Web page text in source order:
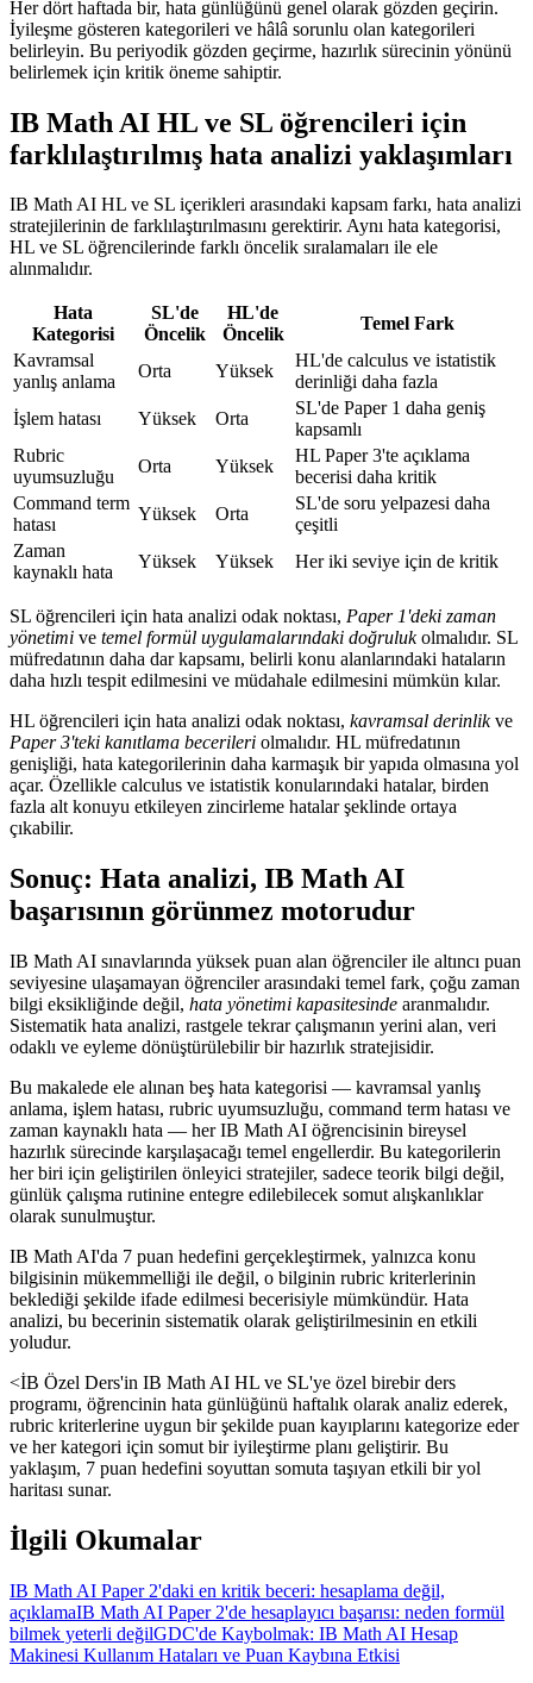
Her dört haftada bir, hata günlüğünü genel olarak gözden geçirin.
İyileşme gösteren kategorileri ve hâlâ sorunlu olan kategorileri
belirleyin. Bu periyodik gözden geçirme, hazırlık sürecinin yönünü
belirlemek için kritik öneme sahiptir.
IB Math AI HL ve SL öğrencileri için
farklılaştırılmış hata analizi yaklaşımları
IB Math AI HL ve SL içerikleri arasındaki kapsam farkı, hata analizi
stratejilerinin de farklılaştırılmasını gerektirir. Aynı hata kategorisi,
HL ve SL öğrencilerinde farklı öncelik sıralamaları ile ele
alınmalıdır.
Hata
Kategorisi
SL'de
Öncelik
HL'de
Öncelik
Temel Fark
Kavramsal
yanlış anlama
Orta Yüksek
HL'de calculus ve istatistik
derinliği daha fazla
İşlem hatası
Yüksek Orta
SL'de Paper 1 daha geniş
kapsamlı
Rubric
uyumsuzluğu
Orta Yüksek
HL Paper 3'te açıklama
becerisi daha kritik
Command term
hatası
Yüksek Orta
SL'de soru yelpazesi daha
çeşitli
Zaman
kaynaklı hata
Yüksek Yüksek Her iki seviye için de kritik
SL öğrencileri için hata analizi odak noktası, Paper 1'deki zaman
yönetimi ve temel formül uygulamalarındaki doğrulukolmalıdır. SL
müfredatının daha dar kapsamı, belirli konu alanlarındaki hataların
daha hızlı tespit edilmesini ve müdahale edilmesini mümkün kılar.
HL öğrencileri için hata analizi odak noktası, kavramsal derinlikve
Paper 3'teki kanıtlama becerileri olmalıdır. HL müfredatının
genişliği, hata kategorilerinin daha karmaşık bir yapıda olmasına yol
açar. Özellikle calculus ve istatistik konularındaki hatalar, birden
fazla alt konuyu etkileyen zincirleme hatalar şeklinde ortaya
çıkabilir.
Sonuç: Hata analizi, IB Math AI
başarısının görünmez motorudur
IB Math AI sınavlarında yüksek puan alan öğrenciler ile altıncı puan
seviyesine ulaşamayan öğrenciler arasındaki temel fark, çoğu zaman
bilgi eksikliğinde değil, hata yönetimi kapasitesinde aranmalıdır.
Sistematik hata analizi, rastgele tekrar çalışmanın yerini alan, veri
odaklı ve eyleme dönüştürülebilir bir hazırlık stratejisidir.
Bu makalede ele alınan beş hata kategorisi — kavramsal yanlış
anlama, işlem hatası, rubric uyumsuzluğu, command term hatası ve
zaman kaynaklı hata — her IB Math AI öğrencisinin bireysel
hazırlık sürecinde karşılaşacağı temel engellerdir. Bu kategorilerin
her biri için geliştirilen önleyici stratejiler, sadece teorik bilgi değil,
günlük çalışma rutinine entegre edilebilecek somut alışkanlıklar
olarak sunulmuştur.
IB Math AI'da 7 puan hedefini gerçekleştirmek, yalnızca konu
bilgisinin mükemmelliği ile değil, o bilginin rubric kriterlerinin
beklediği şekilde ifade edilmesi becerisiyle mümkündür. Hata
analizi, bu becerinin sistematik olarak geliştirilmesinin en etkili
yoludur.
<İB Özel Ders'in IB Math AI HL ve SL'ye özel birebir ders
programı, öğrencinin hata günlüğünü haftalık olarak analiz ederek,
rubric kriterlerine uygun bir şekilde puan kayıplarını kategorize eder
ve her kategori için somut bir iyileştirme planı geliştirir. Bu
yaklaşım, 7 puan hedefini soyuttan somuta taşıyan etkili bir yol
haritası sunar.
İlgili Okumalar
IB Math AI Paper 2'daki en kritik beceri: hesaplama değil,
açıklamaIB Math AI Paper 2'de hesaplayıcı başarısı: neden formül
bilmek yeterli değilGDC'de Kaybolmak: IB Math AI Hesap
Makinesi Kullanım Hataları ve Puan Kaybına Etkisi